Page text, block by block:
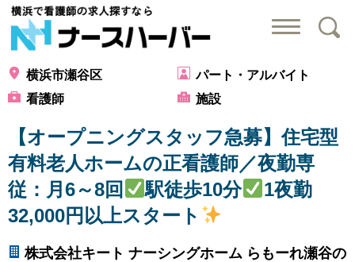
横浜市瀬谷区
パート・アルバイト
看護師
施設
【オープニングスタッフ急募】住宅型
有料老人ホームの正看護師／夜勤専
従：月6～8回
駅徒歩10分
1夜勤
32,000円以上スタート
株式会社キート ナーシングホーム らもーれ瀬谷の